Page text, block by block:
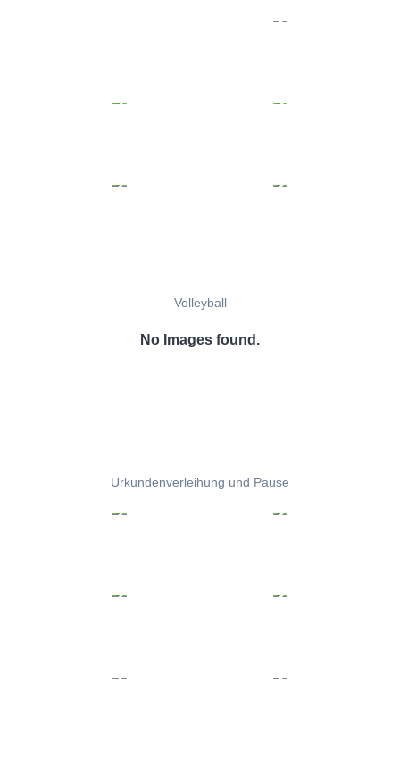
Volleyball
No Images found.
Urkundenverleihung und Pause